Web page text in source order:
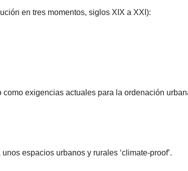
en tres momentos, siglos XIX a XXI):
exigencias actuales para la ordenación
espacios urbanos y rurales ‘climate-proof’.